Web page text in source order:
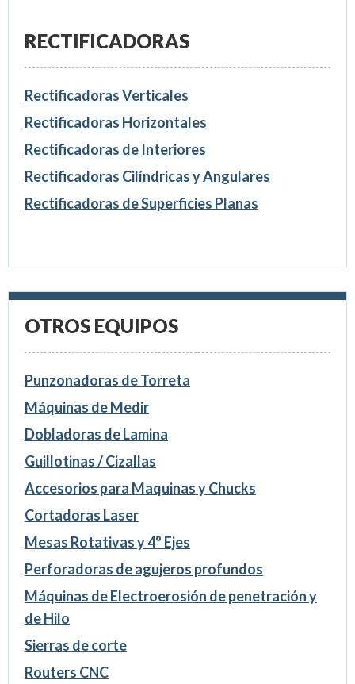
RECTIFICADORAS
Rectificadoras Verticales
Rectificadoras Horizontales
Rectificadoras de Interiores
Rectificadoras Cilíndricas y Angulares
Rectificadoras de Superficies Planas
OTROS EQUIPOS
Punzonadoras de Torreta
Máquinas de Medir
Dobladoras de Lamina
Guillotinas / Cizallas
Accesorios para Maquinas y Chucks
Cortadoras Laser
Mesas Rotativas y 4° Ejes
Perforadoras de agujeros profundos
Máquinas de Electroerosión de penetración y
de Hilo
Sierras de corte
Routers CNC